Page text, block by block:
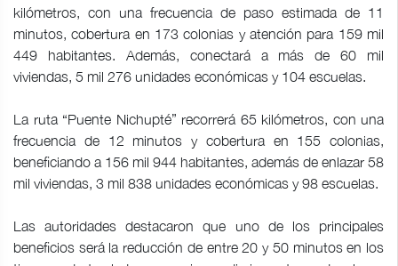
kilómetros, con una frecuencia de paso estimada de 11
minutos, cobertura en 173 colonias y atención para 159 mil
449 habitantes. Además, conectará a más de 60 mil
viviendas, 5 mil 276 unidades económicas y 104 escuelas.
La ruta “Puente Nichupté” recorrerá 65 kilómetros, con una
frecuencia de 12 minutos y cobertura en 155 colonias,
beneficiando a 156 mil 944 habitantes, además de enlazar 58
mil viviendas, 3 mil 838 unidades económicas y 98 escuelas.
Las autoridades destacaron que uno de los principales
beneficios será la reducción de entre 20 y 50 minutos en los